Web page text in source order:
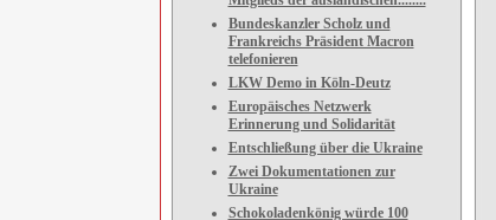
Bundeskanzler Scholz und
Frankreichs Präsident Macron
telefonieren
LKW Demo in Köln-Deutz
Europäisches Netzwerk
Erinnerung und Solidarität
Entschließung über die Ukraine
Zwei Dokumentationen zur
Ukraine
Schokoladenkönig würde 100